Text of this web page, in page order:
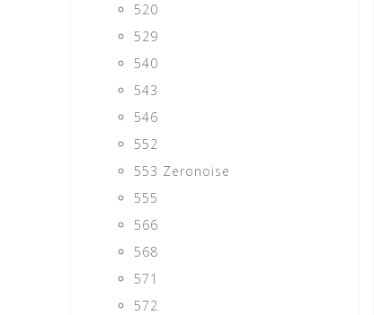
520
529
540
543
546
552
553 Zeronoise
555
566
568
571
572